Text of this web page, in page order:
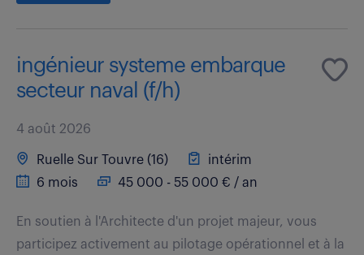
ingénieur systeme embarque
secteur naval (f/h)
4 août 2026
Ruelle Sur Touvre (16)
intérim
6 mois
45 000 - 55 000 € / an
En soutien à l'Architecte d'un projet majeur, vous
participez activement au pilotage opérationnel et à la